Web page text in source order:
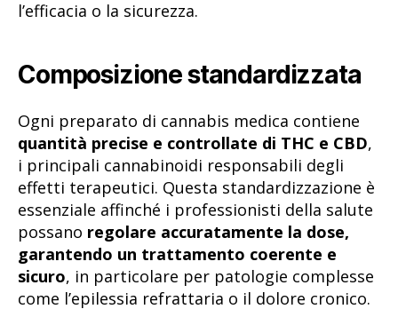
l’efficacia o la sicurezza.
Composizione standardizzata
Ogni preparato di cannabis medica contiene
quantità precise e controllate di THC e CBD,
i principali cannabinoidi responsabili degli
effetti terapeutici. Questa standardizzazione è
essenziale affinché i professionisti della salute
possano regolare accuratamente la dose,
garantendo un trattamento coerente e
sicuro, in particolare per patologie complesse
come l’epilessia refrattaria o il dolore cronico.